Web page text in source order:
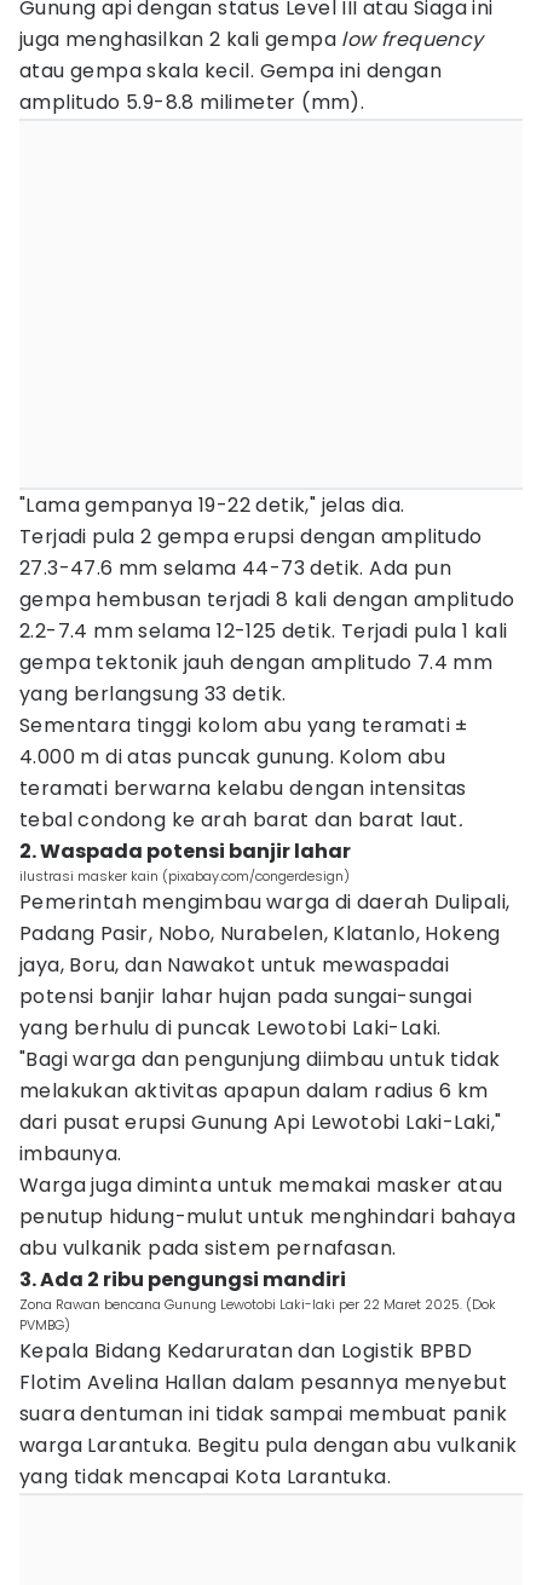
Gunung api dengan status Level III atau Siaga ini
juga menghasilkan 2 kali gempa low frequency
atau gempa skala kecil. Gempa ini dengan
amplitudo 5.9-8.8 milimeter (mm).
"Lama gempanya 19-22 detik," jelas dia.
Terjadi pula 2 gempa erupsi dengan amplitudo
27.3-47.6 mm selama 44-73 detik. Ada pun
gempa hembusan terjadi 8 kali dengan amplitudo
2.2-7.4 mm selama 12-125 detik. Terjadi pula 1 kali
gempa tektonik jauh dengan amplitudo 7.4 mm
yang berlangsung 33 detik.
Sementara tinggi kolom abu yang teramati ±
4.000 m di atas puncak gunung. Kolom abu
teramati berwarna kelabu dengan intensitas
tebal condong ke arah barat dan barat laut.
2. Waspada potensi banjir lahar
ilustrasi masker kain (pixabay.com/congerdesign)
Pemerintah mengimbau warga di daerah Dulipali,
Padang Pasir, Nobo, Nurabelen, Klatanlo, Hokeng
jaya, Boru, dan Nawakot untuk mewaspadai
potensi banjir lahar hujan pada sungai-sungai
yang berhulu di puncak Lewotobi Laki-Laki.
"Bagi warga dan pengunjung diimbau untuk tidak
melakukan aktivitas apapun dalam radius 6 km
dari pusat erupsi Gunung Api Lewotobi Laki-Laki,"
imbaunya.
Warga juga diminta untuk memakai masker atau
penutup hidung-mulut untuk menghindari bahaya
abu vulkanik pada sistem pernafasan.
3. Ada 2 ribu pengungsi mandiri
Zona Rawan bencana Gunung Lewotobi Laki-laki per 22 Maret 2025. (Dok
PVMBG)
Kepala Bidang Kedaruratan dan Logistik BPBD
Flotim Avelina Hallan dalam pesannya menyebut
suara dentuman ini tidak sampai membuat panik
warga Larantuka. Begitu pula dengan abu vulkanik
yang tidak mencapai Kota Larantuka.